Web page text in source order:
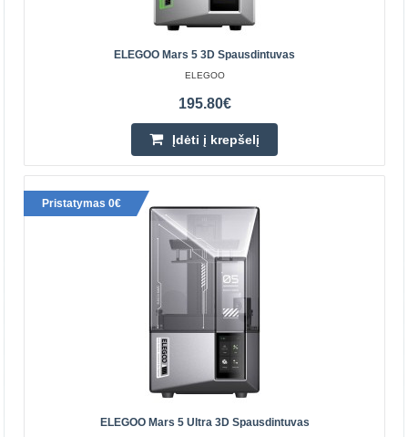
padidintumėte efektyvumą. Sukurtas didelis 7,5 l val..
Įdėti į krepšelį
Pridėti prie pageidavimų sąrašo
ELEGOO Mars 5 3D Spausdintuvas
ELEGOO
195.80€
Įdėti į krepšelį
Pristatymas 0€
ELEGOO Mars 5 Ultra 3D Spausdintuvas